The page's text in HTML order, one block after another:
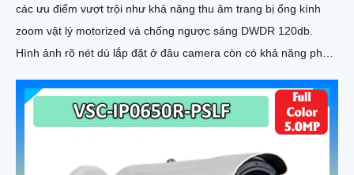
các ưu điểm vượt trội như khả năng thu âm trang bị ống kính
zoom vật lý motorized và chống ngược sáng DWDR 120db.
Hình ảnh rõ nét dù lắp đặt ở đâu camera còn có khả năng phát